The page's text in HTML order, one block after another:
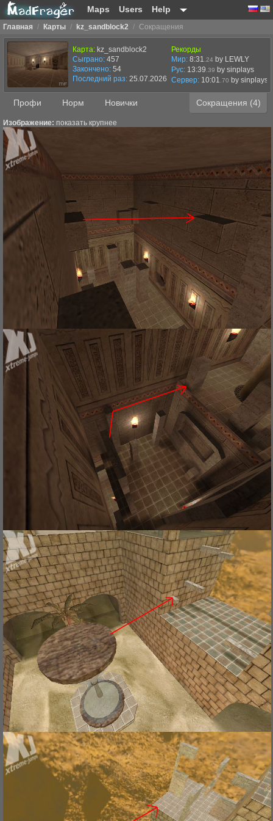
Maps Users Help
Главная / Карты / kz_sandblock2 / Сокращения
Карта: kz_sandblock2
Сыграно: 457
Закончено: 54
Последний раз: 25.07.2026 в 09:24
Рекорды
Мир: 8:31 .24 by LEWLY
Рус: 13:39 .39 by sinplays
Сервер: 10:01 .70 by sinplays
Профи Норм Новички Сокращения (4)
Изображение: показать крупнее